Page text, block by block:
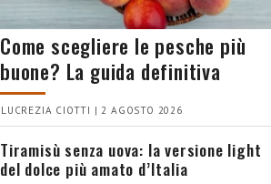
Come scegliere le pesche più
buone? La guida definitiva
LUCREZIA CIOTTI | 2 AGOSTO 2026
Tiramisù senza uova: la versione light
del dolce più amato d’Italia